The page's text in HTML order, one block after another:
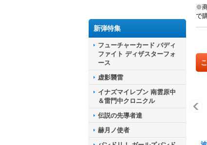
新弾特集
フューチャーカード バディ
ファイト ディザスターフォ
ース
虚影襲雷
イナズマイレブン 南雲原中
＆雷門中クロニクル
伝説の先導者達
赫月ノ使者
※
で